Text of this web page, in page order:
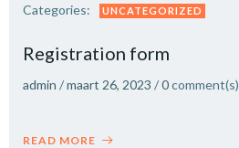
Categories: UNCATEGORIZED
Registration form
admin /maart 26, 2023 /0comment(s)
READ MORE